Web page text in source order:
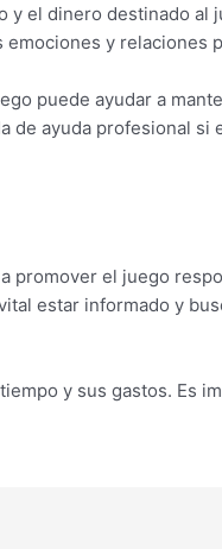
y el dinero destinado al
y relaciones
puede ayudar a
de ayuda profesional si
promover el juego
estar informado y
y sus gastos. Es